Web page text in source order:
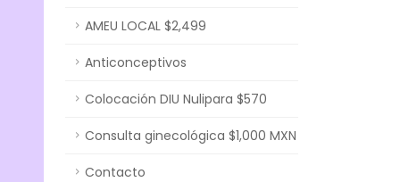
AMEU LOCAL $2,499
Anticonceptivos
Colocación DIU Nulipara $570
Consulta ginecológica $1,000 MXN
Contacto